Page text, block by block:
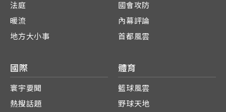
法庭
暖流
地方大小事
國會攻防
內幕評論
首都風雲
國際
寰宇要聞
熱搜話題
體育
籃球風雲
野球天地